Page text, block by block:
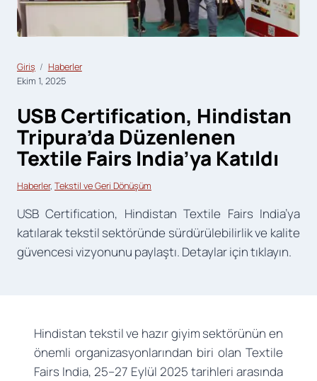
Giriş
Haberler
Ekim 1, 2025
USB Certification, Hindistan
Tripura’da Düzenlenen
Textile Fairs India’ya Katıldı
Haberler, Tekstil ve Geri Dönüşüm
USB Certification, Hindistan Textile Fairs India’ya
katılarak tekstil sektöründe sürdürülebilirlik ve kalite
güvencesi vizyonunu paylaştı. Detaylar için tıklayın.
Hindistan tekstil ve hazır giyim sektörünün en
önemli organizasyonlarından biri olan Textile
Fairs India, 25–27 Eylül 2025 tarihleri arasında